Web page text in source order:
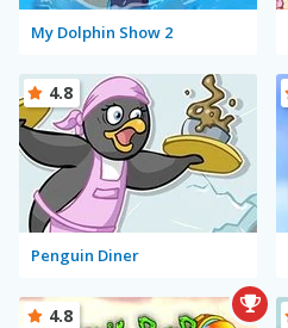
My Dolphin Show 2
Penguin Diner
4.8
4.8